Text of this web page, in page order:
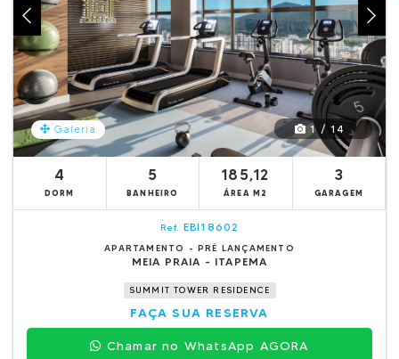
Galeria 1 / 14
4
DORM
5
BANHEIRO
185,12
ÁREA M2
3
GARAGEM
Ref. EBI18602
APARTAMENTO - PRÉ LANÇAMENTO
MEIA PRAIA - ITAPEMA
SUMMIT TOWER RESIDENCE
FAÇA SUA RESERVA
Chamar no WhatsApp AGORA